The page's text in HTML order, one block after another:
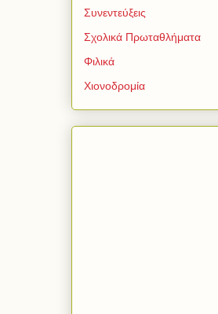
Συνεντεύξεις
Σχολικά Πρωταθλήματα
Φιλικά
Χιονοδρομία